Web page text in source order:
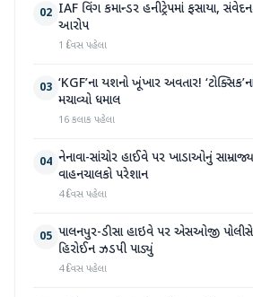
02 IAF વિંગ કમાન્ડર હનીટ્રેપમાં ફસાયા,
આરોપ
1 દિવસ પહેલા
03 ‘KGF’ના યશનો ખૂંખાર અવતાર!
મચાવ્યો ધમાલ
16 કલાક પહેલા
04 નેનાવા-સાંચોર હાઈવે પર ખાડાઓનું
વાહનચાલકો પરેશાન
4 દિવસ પહેલા
05 પાલનપુર-ડીસા હાઇવે પર એસઓજી પોલીસે
હિરોઈન ઝડપી પાડ્યું
4 દિવસ પહેલા